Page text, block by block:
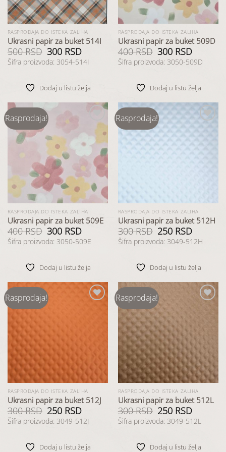
RASPRODAJA DO ISTEKA ZALIHA
Ukrasni papir za buket 514I
500RSD Originalna
cena
je
300 RSDTrenutna
je:
Šifra proizvoda: 3054-514I
Dodaj u listu želja
RASPRODAJA DO ISTEKA ZALIHA
Ukrasni papir za buket 509D
400RSD Originalna
cena
je
300 RSDTrenutna
je:
Šifra proizvoda: 3050-509D
Dodaj u listu želja
Rasprodaja!
Dodaj
u listu
želja
RASPRODAJA DO ISTEKA ZALIHA
Ukrasni papir za buket 509E
400RSD Originalna
cena
je
300 RSDTrenutna
je:
Šifra proizvoda: 3050-509E
Dodaj u listu želja
Rasprodaja!
RASPRODAJA DO ISTEKA ZALIHA
Ukrasni papir za buket 512H
300RSD Originalna
cena
je
250 RSDTrenutna
je:
Šifra proizvoda: 3049-512H
Dodaj u listu želja
Rasprodaja!
RASPRODAJA DO ISTEKA ZALIHA
Ukrasni papir za buket 512J
300RSD Originalna
cena
je
250 RSDTrenutna
je:
Šifra proizvoda: 3049-512J
Dodaj u listu želja
Rasprodaja!
RASPRODAJA DO ISTEKA ZALIHA
Ukrasni papir za buket 512L
300RSD Originalna
cena
je
250 RSDTrenutna
je:
Šifra proizvoda: 3049-512L
Dodaj u listu želja